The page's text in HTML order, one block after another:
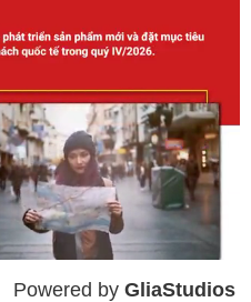
Powered by GliaStudios